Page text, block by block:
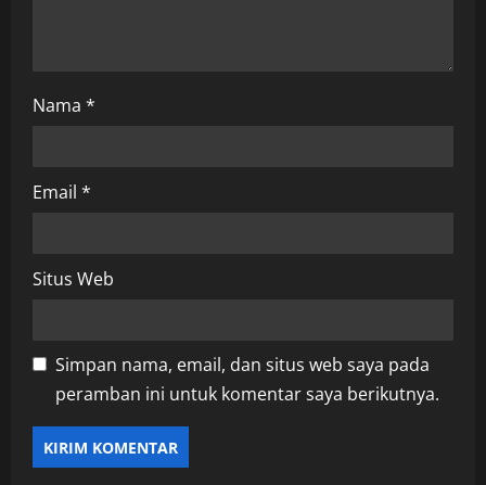
Nama *
Email *
Situs Web
Simpan nama, email, dan situs web saya pada
peramban ini untuk komentar saya berikutnya.